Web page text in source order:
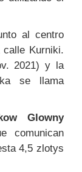
al centro
Kurniki.
2021) y la
se llama
Glowny
comunican
4,5 zlotys